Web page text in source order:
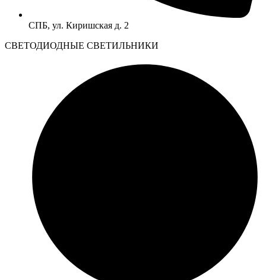
СПБ, ул. Киришская д. 2
CВЕТОДИОДНЫЕ СВЕТИЛЬНИКИ